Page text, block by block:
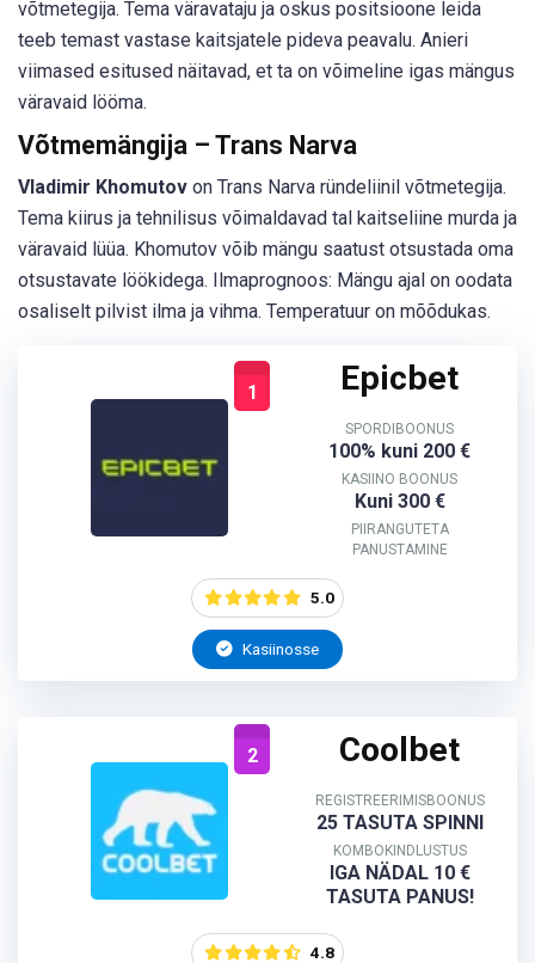
võtmetegija. Tema väravataju ja oskus positsioone leida
teeb temast vastase kaitsjatele pideva peavalu. Anieri
viimased esitused näitavad, et ta on võimeline igas mängus
väravaid lööma.
Võtmemängija – Trans Narva
Vladimir Khomutov on Trans Narva ründeliinil võtmetegija.
Tema kiirus ja tehnilisus võimaldavad tal kaitseliine murda ja
väravaid lüüa. Khomutov võib mängu saatust otsustada oma
otsustavate löökidega. Ilmaprognoos: Mängu ajal on oodata
osaliselt pilvist ilma ja vihma. Temperatuur on mõõdukas.
1 Epicbet
SPORDIBOONUS
100% kuni 200 €
KASIINO BOONUS
Kuni 300 €
PIIRANGUTETA
PANUSTAMINE
5.0
Kasiinosse
2 Coolbet
REGISTREERIMISBOONUS
25 TASUTA SPINNI
KOMBOKINDLUSTUS
IGA NÄDAL 10 €
TASUTA PANUS!
4.8